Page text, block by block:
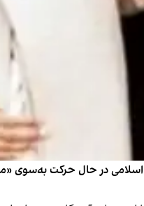
از جنگ ۱۲ روزه با اسرائیل، نوشت که جمهوری